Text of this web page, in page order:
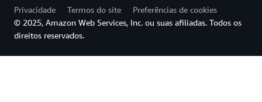
Privacidade Termos do site
Preferências de cookies
© 2025, Amazon Web Services, Inc. ou suas afiliadas. Todos os
direitos reservados.